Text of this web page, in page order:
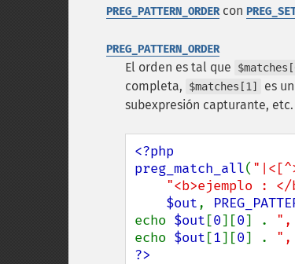
PREG_PATTERN_ORDERcon
PREG_PATTERN_ORDER
El orden es tal que
completa,
$matches[1]
es
subexpresión capturante, etc.
<?php
preg_match_all(
"<b>ejemplo :
$out,
echo $out [0][0] .
echo $out [1][0] .
?>